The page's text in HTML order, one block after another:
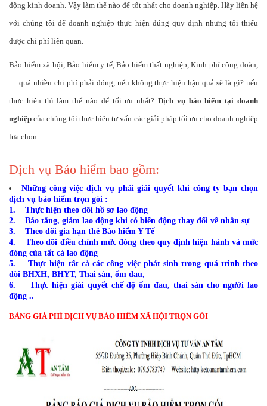
động kinh doanh. Vậy làm thế nào để tốt nhất cho doanh nghiệp. Hãy liên hệ
với chúng tôi để doanh nghiệp thực hiện đúng quy định nhưng tối thiểu
được chi phí liên quan.
Bảo hiểm xã hội, Bảo hiểm y tế, Bảo hiểm thất nghiệp, Kinh phí công đoàn,
… quá nhiều chi phí phải đóng, nếu không thực hiện hậu quả sẽ là gì? nếu
thực hiện thì làm thế nào để tối ưu nhất? Dịch vụ bảo hiểm tại doanh
nghiệp của chúng tôi thực hiện tư vấn các giải pháp tối ưu cho doanh nghiệp
lựa chọn.
Dịch vụ Bảo hiểm bao gồm:
Những công việc dịch vụ phải giải quyết khi công ty bạn chọn
dịch vụ bảo hiểm trọn gói :
1. Thực hiện theo dõi hồ sơ lao động
2. Báo tăng, giảm lao động khi có biến động thay đổi về nhân sự
3. Theo dõi gia hạn thẻ Bảo hiểm Y Tế
4. Theo dõi điều chỉnh mức đóng theo quy định hiện hành và mức
đóng của tất cả lao động
5. Thực hiện tất cả các công việc phát sinh trong quá trình theo
dõi BHXH, BHYT, Thai sản, ốm đau,
6. Thực hiện giải quyết chế độ ốm đau, thai sản cho người lao
động ..
BẢNG GIÁ PHÍ DỊCH VỤ BẢO HIỂM XÃ HỘI TRỌN GÓI